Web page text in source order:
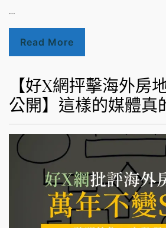
…
Read More
【好X網抨擊海外房
公開】這樣的媒體真